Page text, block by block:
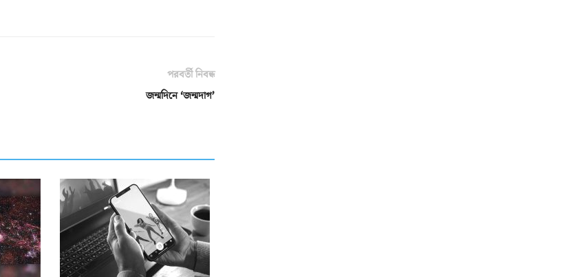
পরবর্তী নিবন্ধ
জন্মদিনে ‘জন্মদাগ’